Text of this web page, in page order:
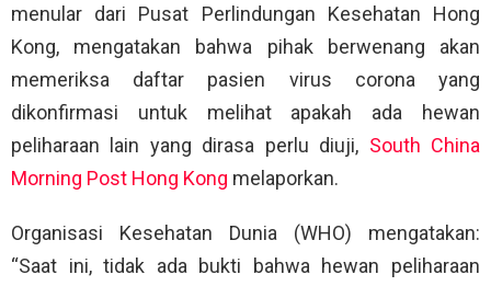
menular dari Pusat Perlindungan Kesehatan Hong
Kong, mengatakan bahwa pihak berwenang akan
memeriksa daftar pasien virus corona yang
dikonfirmasi untuk melihat apakah ada hewan
peliharaan lain yang dirasa perlu diuji, South China
Morning Post Hong Kong melaporkan.
Organisasi Kesehatan Dunia (WHO) mengatakan:
“Saat ini, tidak ada bukti bahwa hewan peliharaan